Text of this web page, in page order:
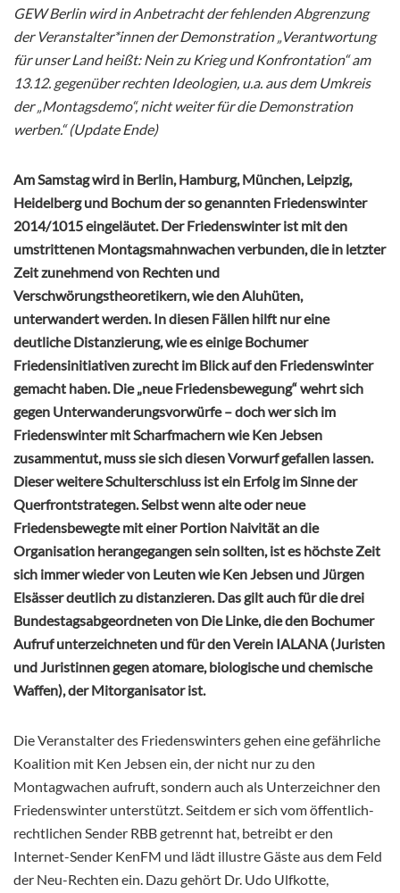
GEW Berlin wird in Anbetracht der fehlenden Abgrenzung
der Veranstalter*innen der Demonstration „Verantwortung
für unser Land heißt: Nein zu Krieg und Konfrontation“ am
13.12. gegenüber rechten Ideologien, u.a. aus dem Umkreis
der „Montagsdemo“, nicht weiter für die Demonstration
werben.“ (Update Ende)
Am Samstag wird in Berlin, Hamburg, München, Leipzig,
Heidelberg und Bochum der so genannten Friedenswinter
2014/1015 eingeläutet. Der Friedenswinter ist mit den
umstrittenen Montagsmahnwachen verbunden, die in letzter
Zeit zunehmend von Rechten und
Verschwörungstheoretikern, wie den Aluhüten,
unterwandert werden. In diesen Fällen hilft nur eine
deutliche Distanzierung, wie es einige Bochumer
Friedensinitiativen zurecht im Blick auf den Friedenswinter
gemacht haben. Die „neue Friedensbewegung“ wehrt sich
gegen Unterwanderungsvorwürfe – doch wer sich im
Friedenswinter mit Scharfmachern wie Ken Jebsen
zusammentut, muss sie sich diesen Vorwurf gefallen lassen.
Dieser weitere Schulterschluss ist ein Erfolg im Sinne der
Querfrontstrategen. Selbst wenn alte oder neue
Friedensbewegte mit einer Portion Naivität an die
Organisation herangegangen sein sollten, ist es höchste Zeit
sich immer wieder von Leuten wie Ken Jebsen und Jürgen
Elsässer deutlich zu distanzieren. Das gilt auch für die drei
Bundestagsabgeordneten von Die Linke, die den Bochumer
Aufruf unterzeichneten und für den Verein IALANA (Juristen
und Juristinnen gegen atomare, biologische und chemische
Waffen), der Mitorganisator ist.
Die Veranstalter des Friedenswinters gehen eine gefährliche
Koalition mit Ken Jebsen ein, der nicht nur zu den
Montagwachen aufruft, sondern auch als Unterzeichner den
Friedenswinter unterstützt. Seitdem er sich vom öffentlich-
rechtlichen Sender RBB getrennt hat, betreibt er den
Internet-Sender KenFM und lädt illustre Gäste aus dem Feld
der Neu-Rechten ein. Dazu gehört Dr. Udo Ulfkotte,